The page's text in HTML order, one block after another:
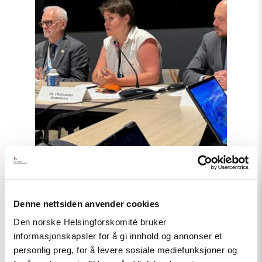
Denne nettsiden anvender cookies
Den norske Helsingforskomité bruker
informasjonskapsler for å gi innhold og annonser et
personlig preg, for å levere sosiale mediefunksjoner og
Tydelig støtte i Haag til «People
First»
First»"